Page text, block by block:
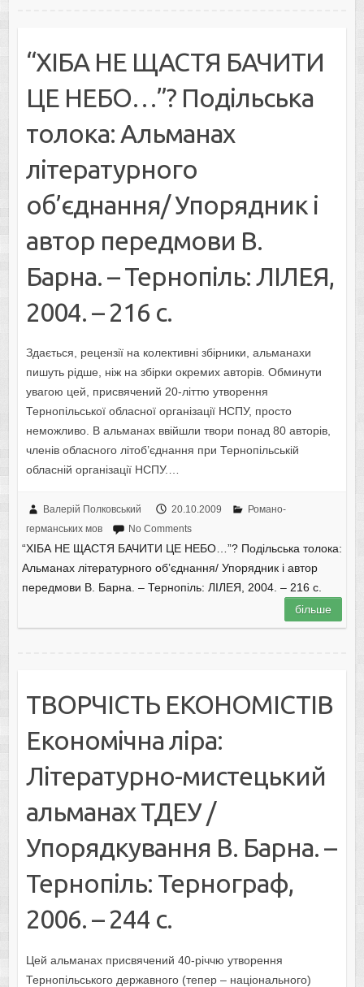
“ХІБА НЕ ЩАСТЯ БАЧИТИ
ЦЕ НЕБО…”? Подільська
толока: Альманах
літературного
об’єднання/ Упорядник і
автор передмови В.
Барна. – Тернопіль: ЛІЛЕЯ,
2004. – 216 с.
Здається, рецензії на колективні збірники, альманахи
пишуть рідше, ніж на збірки окремих авторів. Обминути
увагою цей, присвячений 20-літтю утворення
Тернопільської обласної організації НСПУ, просто
неможливо. В альманах ввійшли твори понад 80 авторів,
членів обласного літoб’єднання при Тернопільській
обласній організації НСПУ.…
Валерій Полковський 20.10.2009
Романо-
германських мов
No Comments
“ХІБА НЕ ЩАСТЯ БАЧИТИ ЦЕ НЕБО…”? Подільська толока:
Альманах літературного об’єднання/ Упорядник і автор
передмови В. Барна. – Тернопіль: ЛІЛЕЯ, 2004. – 216 с.
більше
ТВОРЧІСТЬ ЕКОНОМІСТІВ
Економічна ліра:
Літературно-мистецький
альманах ТДЕУ /
Упорядкування В. Барна. –
Тернопіль: Тернограф,
2006. – 244 с.
Цей альманах присвячений 40-річчю утворення
Тернопільського державного (тепер – національного)